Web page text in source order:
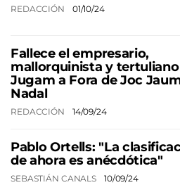
REDACCIÓN 01/10/24
Fallece el empresario,
mallorquinista y
Jugam a Fora de Joc
Nadal
REDACCIÓN 14/09/24
Pablo Ortells: "La
de ahora es anécdótica"
SEBASTIÁN CANALS 10/09/24